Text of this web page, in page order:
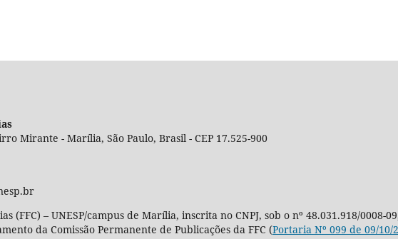
Mirante - Marília, São Paulo, Brasil - CEP 17.525-900
(FFC) – UNESP/campus de Marília, inscrita no CNPJ, sob o nº 48.031.918/0008-
da Comissão Permanente de Publicações da FFC (Portaria Nº 099 de 09/10/